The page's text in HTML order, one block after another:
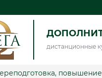
дистанционные